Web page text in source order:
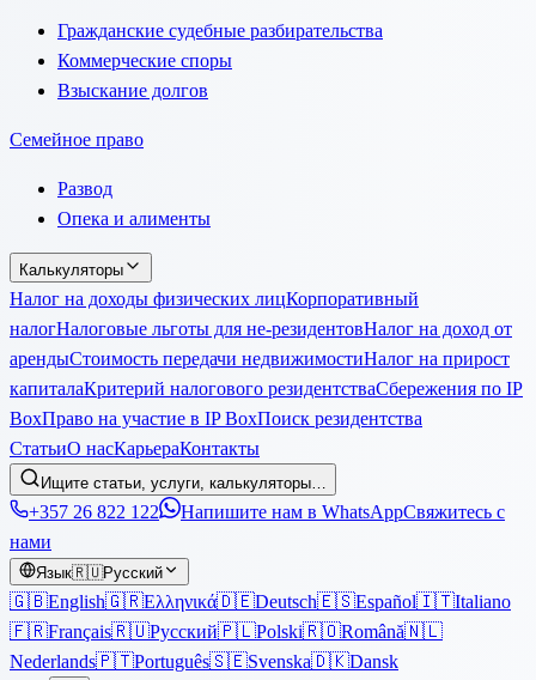
Гражданские судебные разбирательства
Коммерческие споры
Взыскание долгов
Семейное право
Развод
Опека и алименты
Калькуляторы
Налог на доходы физических лицКорпоративный
налогНалоговые льготы для не-резидентовНалог на доход от
арендыСтоимость передачи недвижимостиНалог на прирост
капиталаКритерий налогового резидентстваСбережения по IP
BoxПраво на участие в IP BoxПоиск резидентства
СтатьиО насКарьераКонтакты
Ищите статьи, услуги, калькуляторы…
+357 26 822 122 Напишите нам в WhatsAppСвяжитесь с
нами
Язык🇷🇺Русский
🇬🇧English🇬🇷Ελληνικά🇩🇪Deutsch🇪🇸Español🇮🇹Italiano
🇫🇷Français🇷🇺Русский🇵🇱Polski🇷🇴Română🇳🇱
Nederlands🇵🇹Português🇸🇪Svenska🇩🇰Dansk